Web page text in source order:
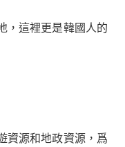
，這裡更是韓國人的
資源和地政資源，爲